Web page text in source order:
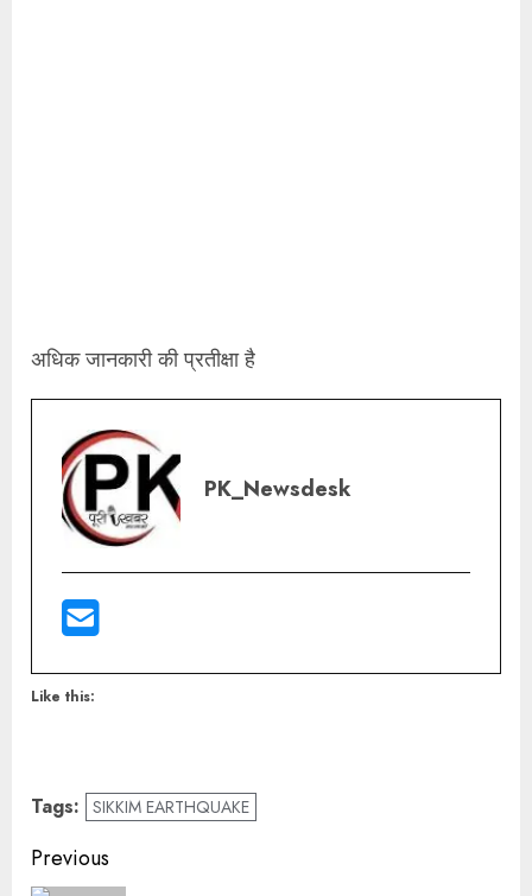
अधिक जानकारी की प्रतीक्षा है
PK_Newsdesk
Like this:
Tags: SIKKIM EARTHQUAKE
Previous